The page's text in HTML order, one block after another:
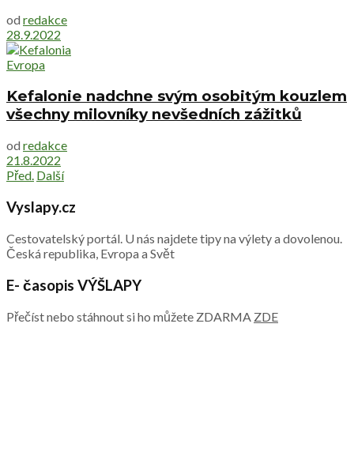
od redakce
28.9.2022
Evropa
Kefalonie nadchne svým osobitým kouzlem
všechny milovníky nevšedních zážitků
od redakce
21.8.2022
Před. Další
Vyslapy.cz
Cestovatelský portál. U nás najdete tipy na výlety a dovolenou.
Česká republika, Evropa a Svět
E- časopis VÝŠLAPY
Přečíst nebo stáhnout si ho můžete ZDARMA ZDE